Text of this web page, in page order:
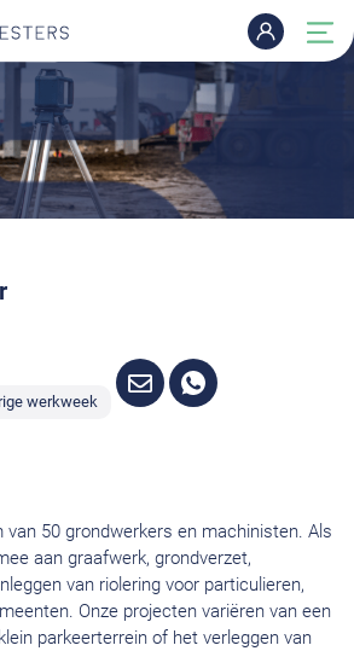
werkweek
van 50 grondwerkers en machinisten. Als
aan graafwerk, grondverzet,
van riolering voor particulieren,
Onze projecten variëren van een
parkeerterrein of het verleggen van